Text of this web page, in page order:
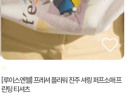
[루이스엔젤] 프레셔 플라워 진주 셔링 퍼프소매 프
린팅 티셔츠